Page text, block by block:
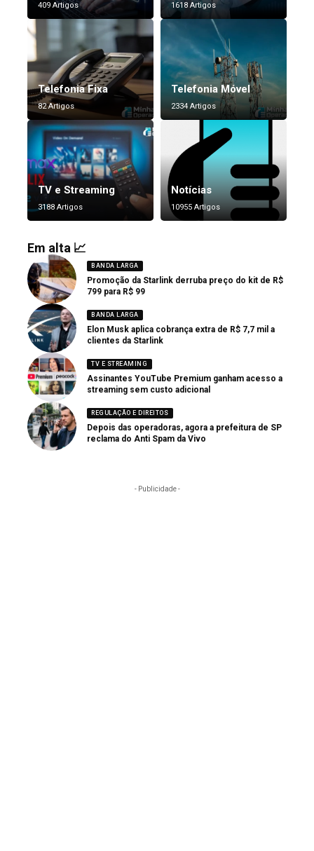
409 Artigos 1618 Artigos
Telefonia Fixa
82 Artigos
Telefonia Móvel
2334 Artigos
TV e Streaming
3188 Artigos
Notícias
10955 Artigos
Em alta 📈
BANDA LARGA
Promoção da Starlink derruba preço do kit de R$
799 para R$ 99
BANDA LARGA
Elon Musk aplica cobrança extra de R$ 7,7 mil a
clientes da Starlink
TV E STREAMING
Assinantes YouTube Premium ganham acesso a
streaming sem custo adicional
REGULAÇÃO E DIREITOS
Depois das operadoras, agora a prefeitura de SP
reclama do Anti Spam da Vivo
- Publicidade -